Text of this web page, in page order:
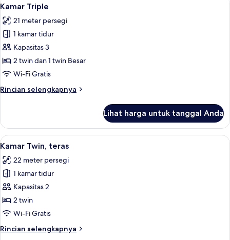
semua
foto
untuk
Kamar
Triple
8
Kamar Triple
21 meter persegi
1 kamar tidur
Kapasitas 3
2 twin dan 1 twin Besar
Wi-Fi Gratis
Rincian selengkapnya
Rincian
Kamar
Triple
Lihat harga untuk tanggal Anda
Lihat
semua
foto
untuk
Kamar
Twin,
teras
Kamar Twin, teras | Brankas, meja
6
Kamar Twin, teras
22 meter persegi
1 kamar tidur
Kapasitas 2
2 twin
Wi-Fi Gratis
Rincian selengkapnya
Rincian